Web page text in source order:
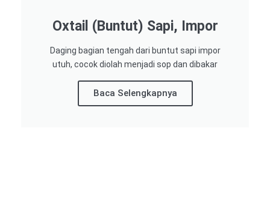
Oxtail (Buntut) Sapi, Impor
Daging bagian tengah dari buntut sapi impor
utuh, cocok diolah menjadi sop dan dibakar
Baca Selengkapnya